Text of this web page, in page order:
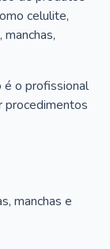
celulite,
o profissional
procedimentos
manchas e